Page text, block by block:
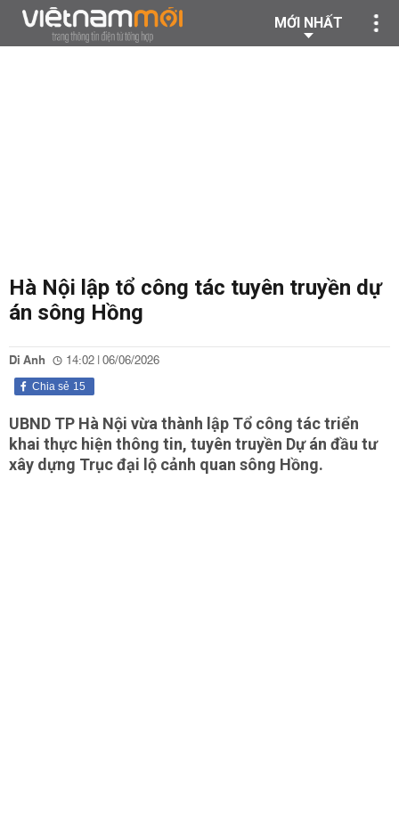
MỚI NHẤT
Hà Nội lập tổ công tác tuyên truyền dự
án sông Hồng
Di Anh 14:02 | 06/06/2026
15
Chia sẻ
UBND TP Hà Nội vừa thành lập Tổ công tác triển
khai thực hiện thông tin, tuyên truyền Dự án đầu tư
xây dựng Trục đại lộ cảnh quan sông Hồng.